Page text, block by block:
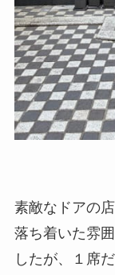
素敵なドアの
落ち着いた雰
したが、１席